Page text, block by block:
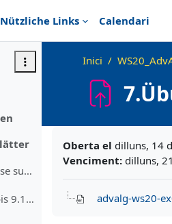
Nützliche Links
Calendari
LaTeX Template for exercise submissions
1. Übungsblatt (Abgabe bis 9.11.2020)
Inici
Oberta el dilluns, 14
Venciment: dilluns,
advalg-ws20-